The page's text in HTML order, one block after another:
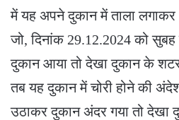
में यह अपने दुकान में ताला लगाकर
जो, दिनांक 29.12.2024 को
दुकान आया तो देखा दुकान के
तब यह दुकान में चोरी होने की
उठाकर दुकान अंदर गया तो देखा